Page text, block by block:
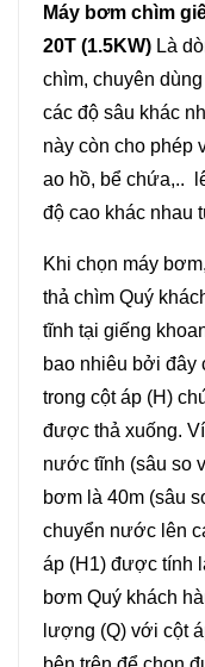
lượng
Máy bơm chìm
20T (1.5KW) Là
chìm, chuyên
các độ sâu khác
này còn cho phép
ao hồ, bể chứa,..
độ cao khác nhau
Khi chọn máy
thả chìm Quý
tĩnh tại giếng
bao nhiêu bởi đây
trong cột áp (H)
được thả xuống.
nước tĩnh (sâu so
bơm là 40m (sâu
chuyển nước lên
áp (H1) được tính
bơm Quý khách
lượng (Q) với cột